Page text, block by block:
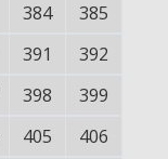
384
385
391
392
398
399
405 406